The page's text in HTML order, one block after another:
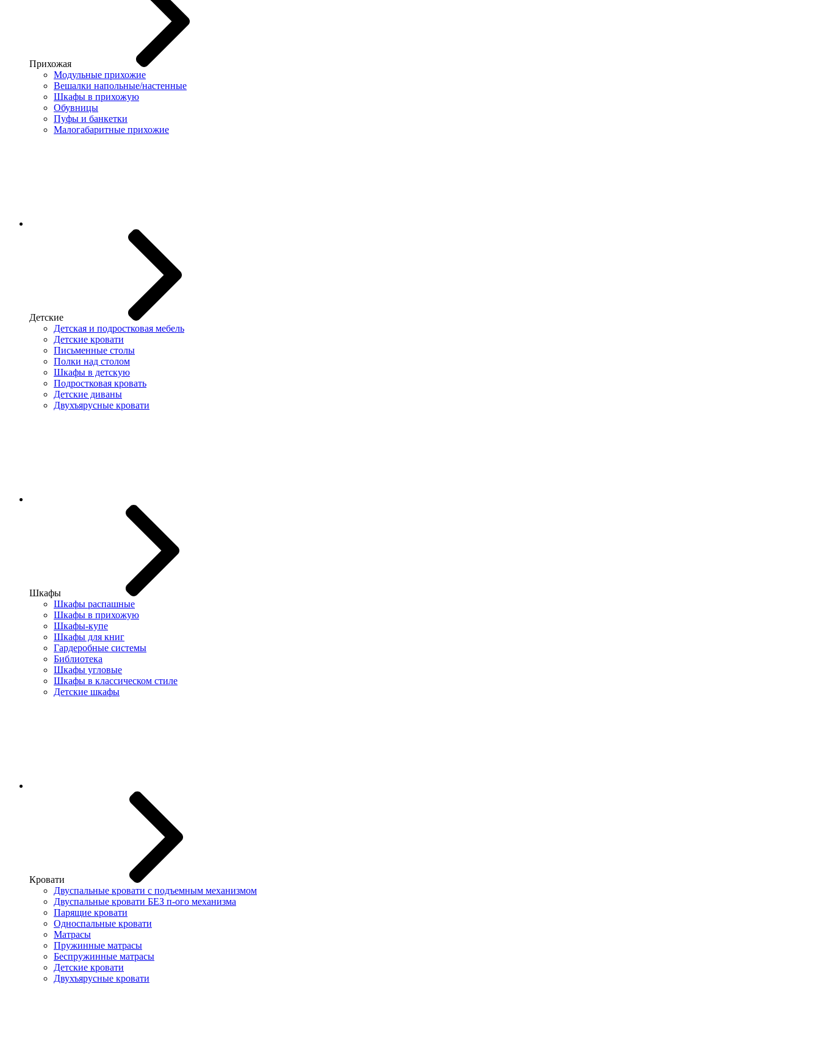
Прихожая
Модульные прихожие
Вешалки напольные/настенные
Шкафы в прихожую
Обувницы
Пуфы и банкетки
Малогабаритные прихожие
Детские
Детская и подростковая мебель
Детские кровати
Письменные столы
Полки над столом
Шкафы в детскую
Подростковая кровать
Детские диваны
Двухъярусные кровати
Шкафы
Шкафы распашные
Шкафы в прихожую
Шкафы-купе
Шкафы для книг
Гардеробные системы
Библиотека
Шкафы угловые
Шкафы в классическом стиле
Детские шкафы
Кровати
Двуспальные кровати с подъемным механизмом
Двуспальные кровати БЕЗ п-ого механизма
Парящие кровати
Односпальные кровати
Матрасы
Пружинные матрасы
Беспружинные матрасы
Детские кровати
Двухъярусные кровати